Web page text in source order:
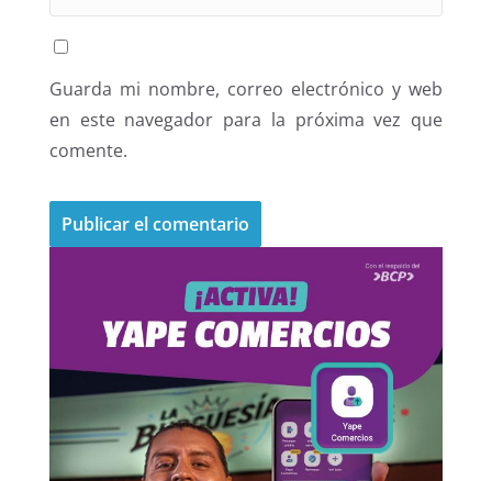
Guarda mi nombre, correo electrónico y web
en este navegador para la próxima vez que
comente.